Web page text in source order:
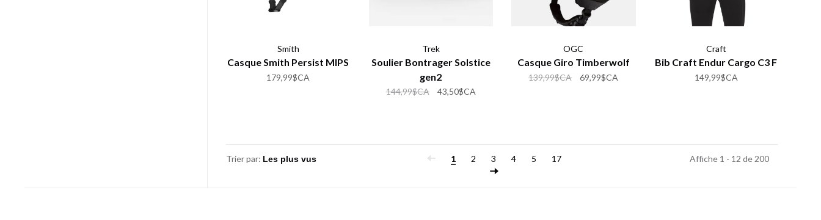
Smith
Casque Smith Persist MIPS
179,99$CA
Trek
Soulier Bontrager Solstice
gen2
144,99$CA 43,50$CA
OGC
Casque Giro Timberwolf
139,99$CA 69,99$CA
Craft
Bib Craft Endur Cargo C3 F
149,99$CA
Trier par: 1 2 3 4 5 17 Affiche 1 - 12 de 200